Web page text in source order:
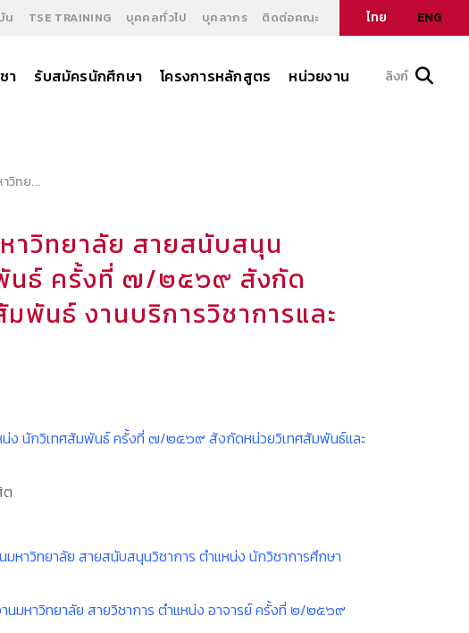
น TSE TRAINING บุคคลทั่วไป บุคลากร ติดต่อคณะ ไทย ENG
า รับสมัครนักศึกษา โครงการหลักสูตร หน่วยงาน ลิงก์
วิทย...
าวิทยาลัย สายสนับสนุน
นธ์ ครั้งที่ ๗/๒๕๖๙ สังกัด
พันธ์ งานบริการวิชาการและ
ง นักวิเทศสัมพันธ์ ครั้งที่ ๗/๒๕๖๙ สังกัดหน่วยวิเทศสัมพันธ์และ
ต
หาวิทยาลัย สายสนับสนุนวิชาการ ตำแหน่ง นักวิชาการศึกษา
นมหาวิทยาลัย สายวิชาการ ตำแหน่ง อาจารย์ ครั้งที่ ๒/๒๕๖๙